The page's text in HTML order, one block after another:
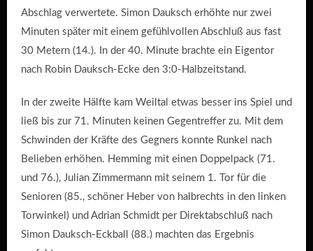
Abschlag verwertete. Simon Dauksch erhöhte nur zwei
Minuten später mit einem gefühlvollen Abschluß aus fast
30 Metern (14.). In der 40. Minute brachte ein Eigentor
nach Robin Dauksch-Ecke den 3:0-Halbzeitstand.
In der zweite Hälfte kam Weiltal etwas besser ins Spiel und
ließ bis zur 71. Minuten keinen Gegentreffer zu. Mit dem
Schwinden der Kräfte des Gegners konnte Runkel nach
Belieben erhöhen. Hemming mit einen Doppelpack (71.
und 76.), Julian Zimmermann mit seinem 1. Tor für die
Senioren (85., schöner Heber von halbrechts in den linken
Torwinkel) und Adrian Schmidt per Direktabschluß nach
Simon Dauksch-Eckball (88.) machten das Ergebnis